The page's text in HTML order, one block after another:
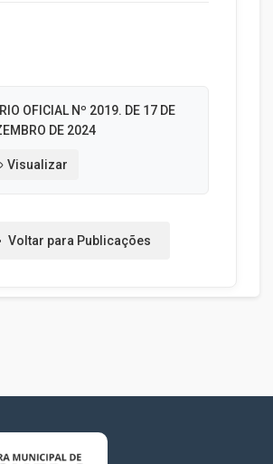
OFICIAL Nº 2019. DE 17 DE
DE 2024
Visualizar
Voltar para Publicações